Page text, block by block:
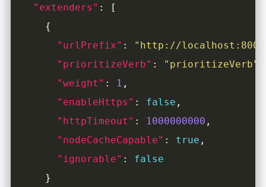
"extenders"
"urlPrefix" :
"http://
"prioritizeVerb" : "prioritizeVerb"
"weight" : 1
"enableHttps" : false
"httpTimeout" : 1000000000
"nodeCacheCapable" : true
"ignorable" : false